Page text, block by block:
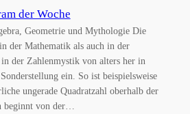
der Woche
Geometrie und Mythologie Die
der Mathematik als auch in der
der Zahlenmystik von alters her in
ein. So ist beispielsweise
ungerade Quadratzahl oberhalb der
beginnt von der…